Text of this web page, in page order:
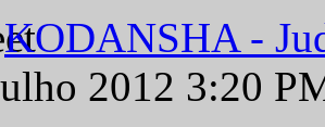
KODANSHA -
2012 3:20